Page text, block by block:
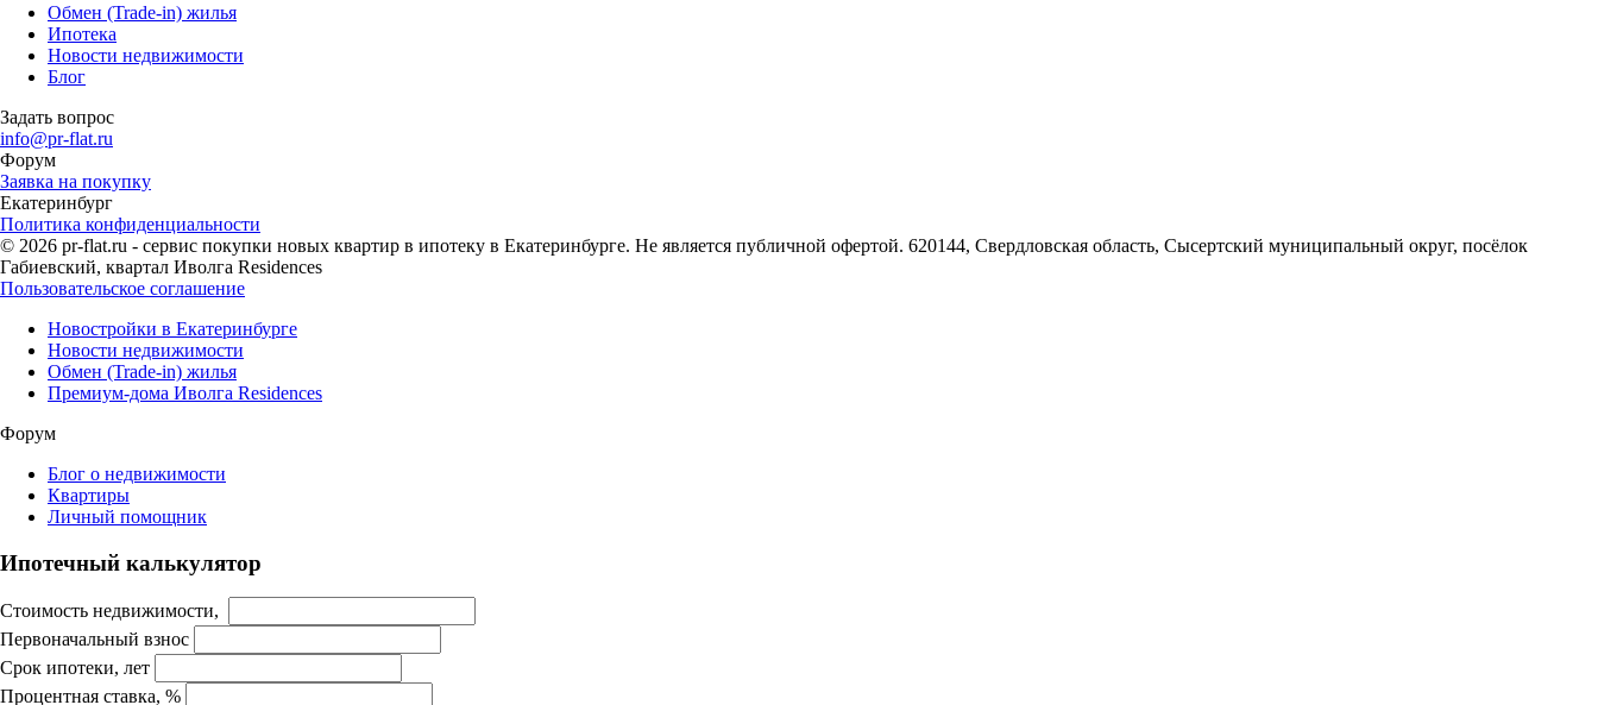
Обмен (Trade-in) жилья
Ипотека
Новости недвижимости
Блог
Задать вопрос
info@pr-flat.ru
Форум
Заявка на покупку
Екатеринбург
Политика конфиденциальности
© 2026 pr-flat.ru - сервис покупки новых квартир в ипотеку в Екатеринбурге. Не является публичной офертой. 620144, Свердловская область, Сысертский муниципальный округ, посёлок
Габиевский, квартал Иволга Residences
Пользовательское соглашение
Новостройки в Екатеринбурге
Новости недвижимости
Обмен (Trade-in) жилья
Премиум-дома Иволга Residences
Форум
Блог о недвижимости
Квартиры
Личный помощник
Ипотечный калькулятор
Стоимость недвижимости,
Первоначальный взнос
Срок ипотеки, лет
Процентная ставка, %